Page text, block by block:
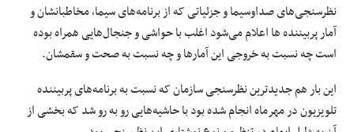
نظرسنجی‌های صداوسیما و جزئیاتی که از برنامه‌های سیما، مخاطبانشان و
آمار پربیننده ها اعلام می‌شود اغلب با حواشی و جنجال‌هایی همراه بوده
است چه نسبت به خروجی این آمارها و چه نسبت به صحت و سقمشان.
این بار هم جدیدترین نظرسنجی سازمان که نسبت به برنامه‌های پربیننده
تلویزیون در مهرماه انجام شده بود با حاشیه‌هایی رو به رو شد که بخشی از